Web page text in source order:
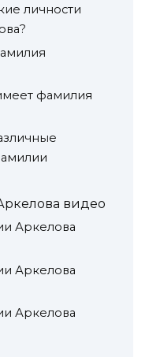
личности
фамилия
видео
Аркелова
Аркелова
Аркелова